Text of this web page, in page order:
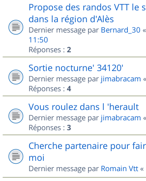
Propose des randos VTT le
dans la région d'Alès
Dernier message par Bernard_30 «
11:50
Réponses : 2
Sortie nocturne' 34120'
Dernier message par jimabracam «
Réponses : 4
Vous roulez dans l 'herault
Dernier message par jimabracam «
Réponses : 3
Cherche partenaire pour
moi
Dernier message par Romain Vtt «